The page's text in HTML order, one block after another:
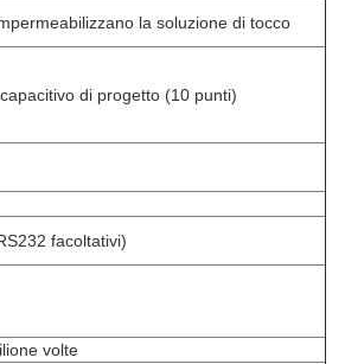
la soluzione di tocco
di progetto (10 punti)
facoltativi)
volte